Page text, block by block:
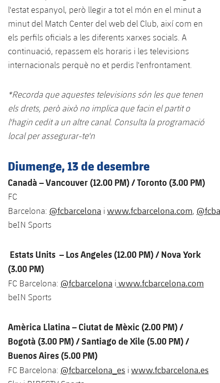
Serveis Mèdics
Acreditacions
Instal·lacions
SUB8 B
Fotos
Història
Palmarès
Fotos
Infantil A
Infantil B
Entrades
Resultats
Classificació
Jugadors
Fotos
Palmarès
Història
Calendari
Resultats
Jugadors
Classificació
plusicon
més
Actualitat
Juvenil
Infantil
Aleví
Campus Verano
PLUSICON
MÉS
Actualitat
Calendari
Jugadors
Fotos
Història
Palmarès
Barça Atlètic
plusicon
més
Resultats
Classificació
Base
plusicon
més
Barça C
Junior
Infantil
Aleví
Informació general
plusicon
més
Actualitat
Masculí
Agenda
Bàsquet en cadira de rodes
plusicon
més
Actualitat
Calendari
Resultats
Hockey gel
plusicon
més
Jugadors
Calendari
plusicon
més
Notícies
Hockey Herba Masculí
Patinatge artístic
plusicon
més
Actualitat
Escola de Patinatge
l'estat espanyol, però llegir a tot el món en el minut a
minut del Match Center del web del Club, així com en
els perfils oficials a les diferents xarxes socials. A
continuació, repassem els horaris i les televisions
internacionals perquè no et perdis l'enfrontament.
*Recorda que aquestes televisions són les que tenen
els drets, però això no implica que facin el partit o
l'hagin cedit a un altre canal. Consulta la programació
local per assegurar-te'n
Diumenge, 13 de desembre
Canadà – Vancouver (12.00 PM) / Toronto (3.00 PM)
FC
Barcelona: @fcbarcelona i www.fcbarcelona.com,
beIN Sports
Estats Units – Los Angeles (12.00 PM) / Nova York
(3.00 PM)
FC Barcelona: @fcbarcelona i www.fcbarcelona.com
beIN Sports
Amèrica Llatina – Ciutat de Mèxic (2.00 PM) /
Bogotà (3.00 PM) /Santiago de Xile (5.00 PM) /
Buenos Aires (5.00 PM)
FC Barcelona: @fcbarcelona_es i www.fcbarcelona.es